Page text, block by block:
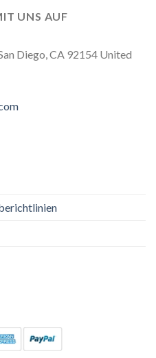
UNS AUF
Diego, CA 92154 United